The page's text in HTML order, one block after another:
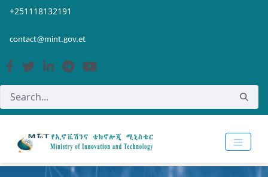
Skip to Main Content
Open Accessibility Menu
+251118132191
contact@mint.gov.et